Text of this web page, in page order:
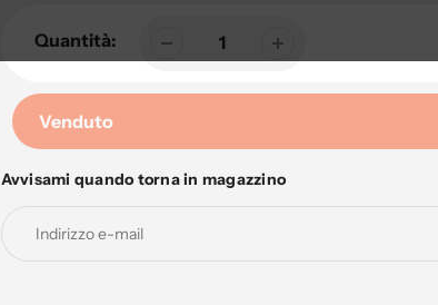
Quantità:
Venduto
Aggiunta
prodotto
Avvisami quando torna in magazzino